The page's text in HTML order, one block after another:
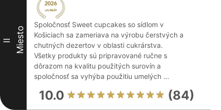
II Miesto
Spoločnosť Sweet cupcakes so sídlom v
Košiciach sa zameriava na výrobu čerstvých a
chutných dezertov v oblasti cukrárstva.
Všetky produkty sú pripravované ručne s
dôrazom na kvalitu použitých surovín a
spoločnosť sa vyhýba použitiu umelých ...
10.0 (84)